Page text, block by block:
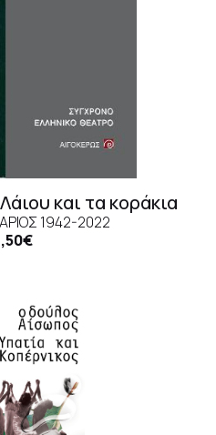
και τα κοράκια
1942-2022